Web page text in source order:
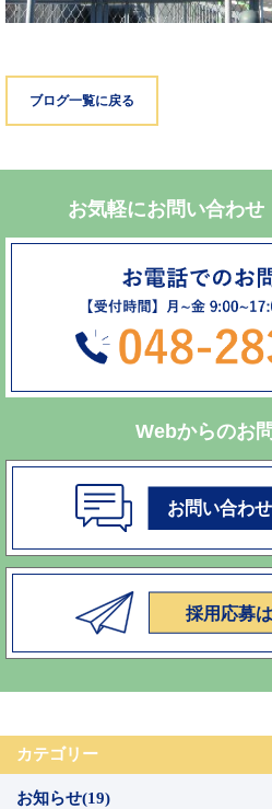
ブログ一覧に戻る
お気軽にお問い合わ
Webからのお
カテゴリー
お知らせ(19)